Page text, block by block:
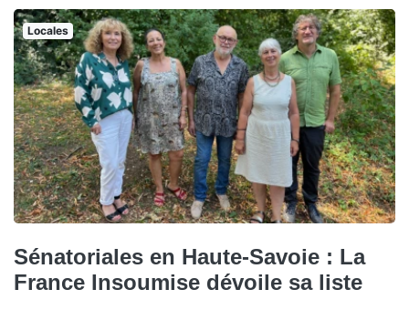
Locales
Sénatoriales en Haute-Savoie : La
France Insoumise dévoile sa liste